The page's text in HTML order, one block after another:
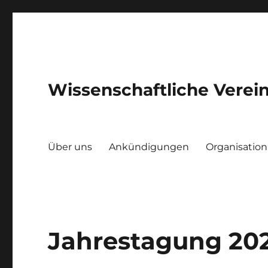
Wissenschaftliche
Über uns Ankündigungen Organisation
Jahrestagung